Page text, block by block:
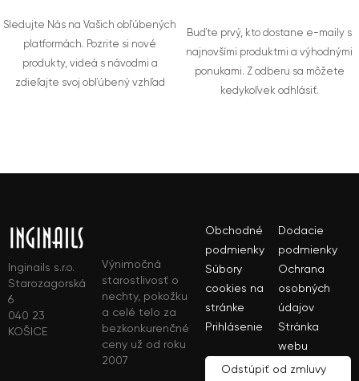
Sledujte Nás na Vašich obľúbených
platformách. Pozrite si nové
produkty, videá s návodmi a
zdieľajte svoj obľúbený vzhľad
Buďte prvý, kto dostane e-maily s
najnovšími produktmi a výhodnými
ponukami. Z odberu sa môžete
kedykoľvek odhlásiť.
Inginails s.r.o.
Starozagorská
6
040 23
KOŠICE
Výnimočná
starostlivosť o
nechty, pokožku
a celé telo za
bezkonkurenčné
ceny už od roku
2007
Obchodné
podmienky
Dodacie
podmienky
Súbory
cookies na
stránke
Ochrana
osobných
údajov
Prihlásenie
Stránka
webu
Odstúpiť od zmluvy